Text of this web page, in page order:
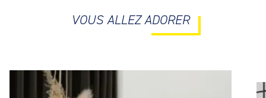
VOUS ALLEZ ADORER